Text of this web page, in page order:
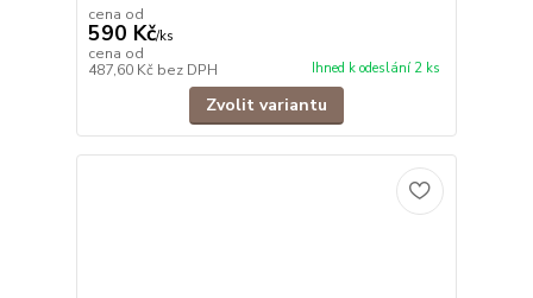
cena od
590 Kč/ks
cena od
487,60 Kč bez DPH Ihned k odeslání 2 ks
Zvolit variantu